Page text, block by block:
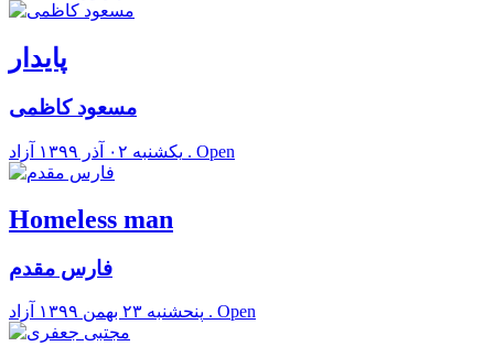
پایدار
مسعود کاظمی
يکشنبه ۰۲ آذر ۱۳۹۹ آزاد . Open
Homeless man
فارس مقدم
پنحشنبه ۲۳ بهمن ۱۳۹۹ آزاد . Open